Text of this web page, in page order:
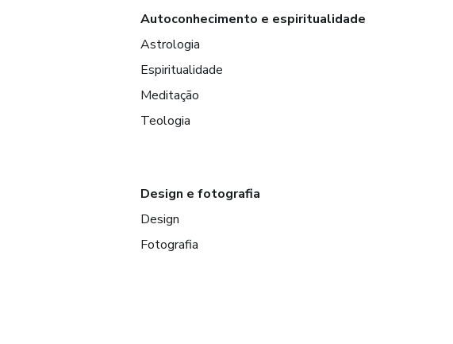
Autoconhecimento e espiritualidade
Astrologia
Espiritualidade
Meditação
Teologia
Design e fotografia
Design
Fotografia